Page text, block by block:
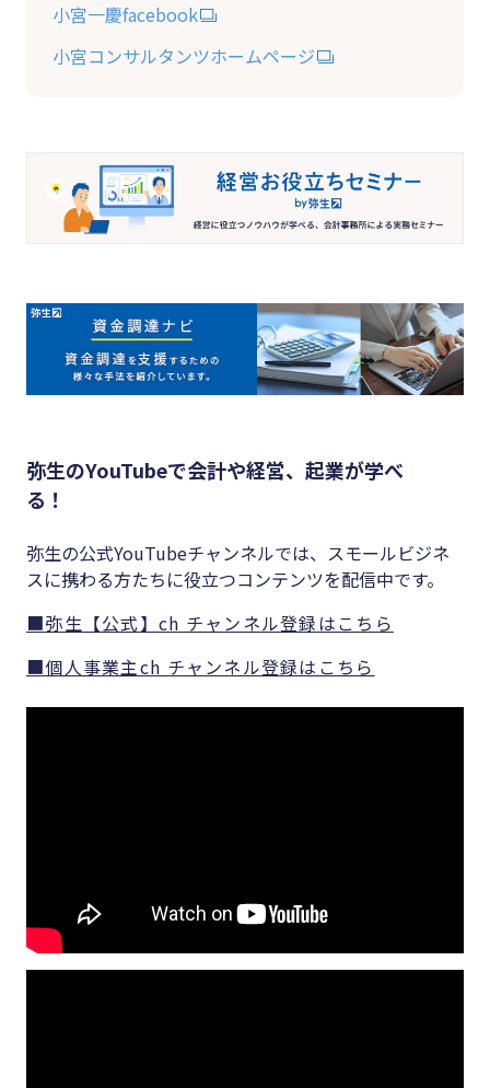
小宮一慶facebook
小宮コンサルタンツホームページ
弥生のYouTubeで会計や経営、起業が学べ
る！
弥生の公式YouTubeチャンネルでは、スモールビジネ
スに携わる方たちに役立つコンテンツを配信中です。
■弥生【公式】ch チャンネル登録はこちら
■個人事業主ch チャンネル登録はこちら